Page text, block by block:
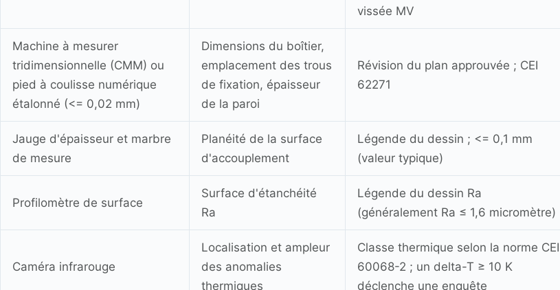
vissée MV
Machine à mesurer
tridimensionnelle (CMM) ou
pied à coulisse numérique
étalonné (<= 0,02 mm)
Dimensions du boîtier,
emplacement des trous
de fixation, épaisseur
de la paroi
Révision du plan approuvée ; CEI
62271
Jauge d'épaisseur et marbre
de mesure
Planéité de la surface
d'accouplement
Légende du dessin ; <= 0,1 mm
(valeur typique)
Profilomètre de surface
Surface d'étanchéité
Ra
Légende du dessin Ra
(généralement Ra ≤ 1,6 micromètre)
Caméra infrarouge
Localisation et ampleur
des anomalies
thermiques
Classe thermique selon la norme CEI
60068-2 ; un delta-T ≥ 10 K
déclenche une enquête